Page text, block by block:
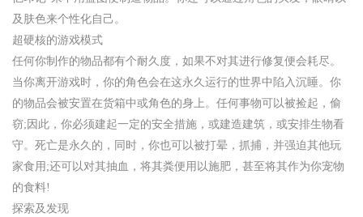
及肤色来个性化自己。
超硬核的游戏模式
任何你制作的物品都有个耐久度，如果不对其进行修复便会耗尽。
当你离开游戏时，你的角色会在这永久运行的世界中陷入沉睡。你
的物品会被安置在货箱中或角色的身上。任何事物可以被捡起，偷
窃;因此，你必须建起一定的安全措施，或建造建筑，或安排生物看
守。死亡是永久的，同时，你也可以被打晕，抓捕，并强迫其他玩
家食用;还可以对其抽血，将其粪便用以施肥，甚至将其作为你宠物
的食料!
探索及发现